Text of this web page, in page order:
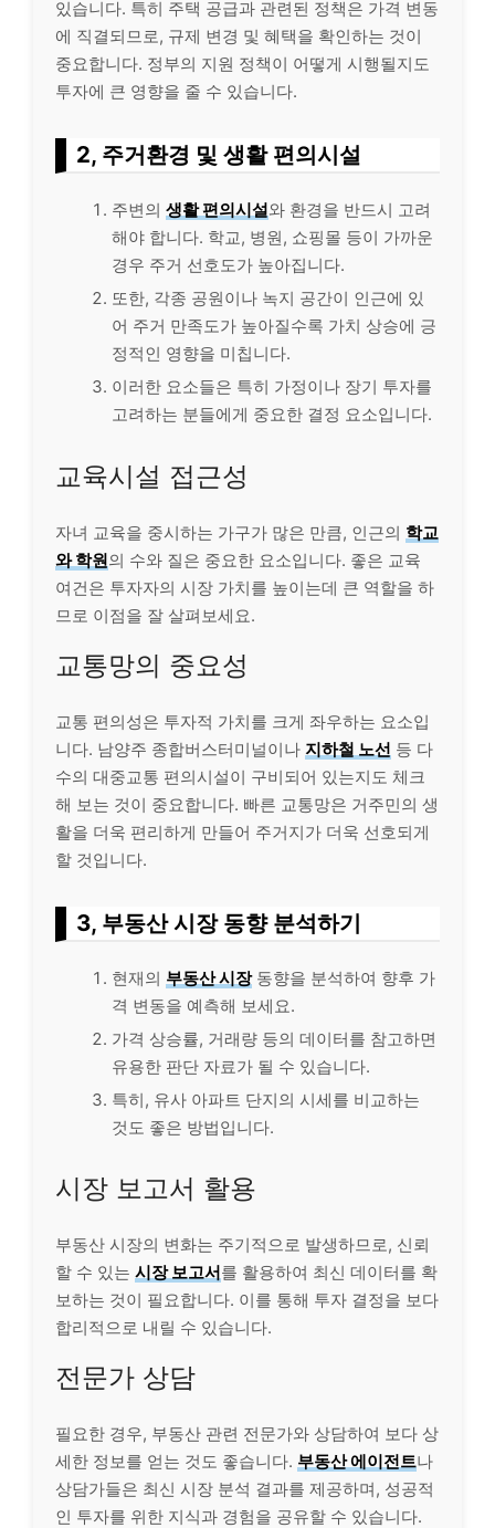
있습니다. 특히 주택 공급과 관련된 정책은 가격 변동
에 직결되므로, 규제 변경 및 혜택을 확인하는 것이
중요합니다. 정부의 지원 정책이 어떻게 시행될지도
투자에 큰 영향을 줄 수 있습니다.
2, 주거환경 및 생활 편의시설
주변의 생활 편의시설와 환경을 반드시 고려
해야 합니다. 학교, 병원, 쇼핑몰 등이 가까운
경우 주거 선호도가 높아집니다.
또한, 각종 공원이나 녹지 공간이 인근에 있
어 주거 만족도가 높아질수록 가치 상승에 긍
정적인 영향을 미칩니다.
이러한 요소들은 특히 가정이나 장기 투자를
고려하는 분들에게 중요한 결정 요소입니다.
교육시설 접근성
자녀 교육을 중시하는 가구가 많은 만큼, 인근의 학교
와 학원의 수와 질은 중요한 요소입니다. 좋은 교육
여건은 투자자의 시장 가치를 높이는데 큰 역할을 하
므로 이점을 잘 살펴보세요.
교통망의 중요성
교통 편의성은 투자적 가치를 크게 좌우하는 요소입
니다. 남양주 종합버스터미널이나 지하철 노선 등 다
수의 대중교통 편의시설이 구비되어 있는지도 체크
해 보는 것이 중요합니다. 빠른 교통망은 거주민의 생
활을 더욱 편리하게 만들어 주거지가 더욱 선호되게
할 것입니다.
3, 부동산 시장 동향 분석하기
현재의 부동산 시장동향을 분석하여 향후 가
격 변동을 예측해 보세요.
가격 상승률, 거래량 등의 데이터를 참고하면
유용한 판단 자료가 될 수 있습니다.
특히, 유사 아파트 단지의 시세를 비교하는
것도 좋은 방법입니다.
시장 보고서 활용
부동산 시장의 변화는 주기적으로 발생하므로, 신뢰
할 수 있는 시장 보고서를 활용하여 최신 데이터를 확
보하는 것이 필요합니다. 이를 통해 투자 결정을 보다
합리적으로 내릴 수 있습니다.
전문가 상담
필요한 경우, 부동산 관련 전문가와 상담하여 보다 상
세한 정보를 얻는 것도 좋습니다. 부동산 에이전트나
상담가들은 최신 시장 분석 결과를 제공하며, 성공적
인 투자를 위한 지식과 경험을 공유할 수 있습니다.